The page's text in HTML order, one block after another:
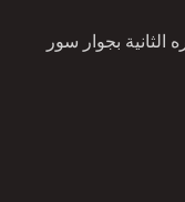
الثانية بجوار سور